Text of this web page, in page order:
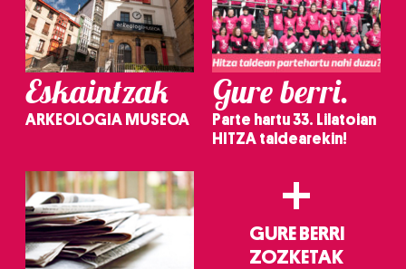
Eskaintzak
ARKEOLOGIA MUSEOA
Gure berri.
Parte hartu 33. Lilatoian
HITZA taldearekin!
+
GURE BERRI
ZOZKETAK